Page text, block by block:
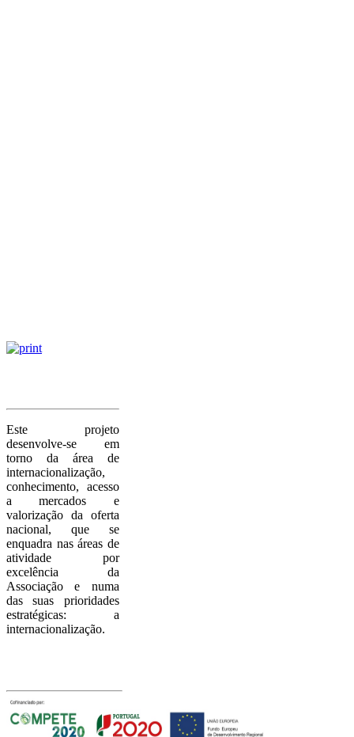
Este projeto
desenvolve-se em
torno da área de
internacionalização,
conhecimento, acesso
a mercados e
valorização da oferta
nacional, que se
enquadra nas áreas de
atividade por
excelência da
Associação e numa
das suas prioridades
estratégicas: a
internacionalização.